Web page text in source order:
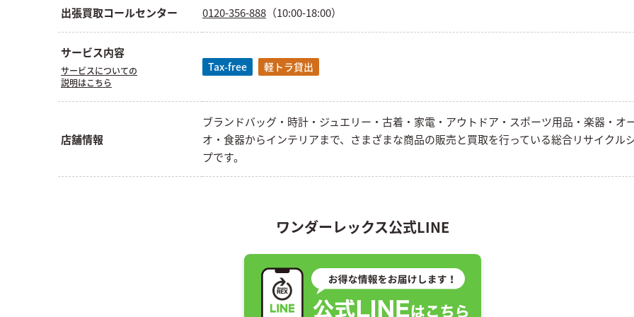
出張買取コールセンター 0120-356-888 （10:00-18:00）
サービス内容
サービスについての
説明はこちら
Tax-free 軽トラ貸出
店舗情報
ブランドバッグ・時計・ジュエリー・古着・家電・アウトドア・スポーツ用品・楽器・オ
オ・食器からインテリアまで、さまざまな商品の販売と買取を行っている総合リサイクル
プです。
ワンダーレックス公式LINE